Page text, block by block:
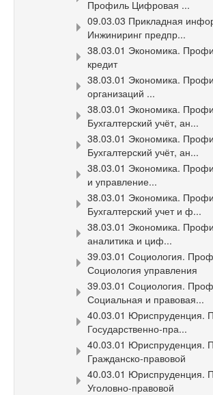
Профиль Цифровая ...
09.03.03 Прикладная
Инжиниринг предпр...
38.03.01 Экономика.
кредит
38.03.01 Экономика.
организаций ...
38.03.01 Экономика.
Бухгалтерский учёт, ан...
38.03.01 Экономика.
Бухгалтерский учёт, ан...
38.03.01 Экономика.
и управление...
38.03.01 Экономика.
Бухгалтерский учет и ф...
38.03.01 Экономика.
аналитика и циф...
39.03.01 Социология.
Социология управления
39.03.01 Социология.
Социальная и правовая...
40.03.01 Юриспруденция.
Государственно-пра...
40.03.01 Юриспруденция.
Гражданско-правовой
40.03.01 Юриспруденция.
Уголовно-правовой